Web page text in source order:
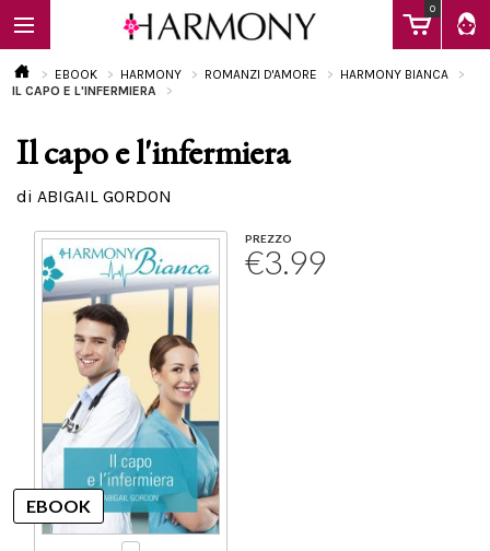
0
EBOOK
Calendario
EBOOK HARMONY ROMANZI D'AMORE
HARMONY BIANCA
IL CAPO E L'INFERMIERA
Il capo e l'infermiera
di ABIGAIL GORDON
PREZZO
€3.99